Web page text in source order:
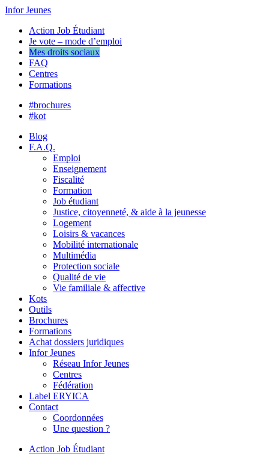
Infor Jeunes
Action Job Étudiant
Je vote – mode d’emploi
Mes droits sociaux
FAQ
Centres
Formations
#brochures
#kot
Blog
F.A.Q.
Emploi
Enseignement
Fiscalité
Formation
Job étudiant
Justice, citoyenneté, & aide à la jeunesse
Logement
Loisirs & vacances
Mobilité internationale
Multimédia
Protection sociale
Qualité de vie
Vie familiale & affective
Kots
Outils
Brochures
Formations
Achat dossiers juridiques
Infor Jeunes
Réseau Infor Jeunes
Centres
Fédération
Label ERYICA
Contact
Coordonnées
Une question ?
Action Job Étudiant